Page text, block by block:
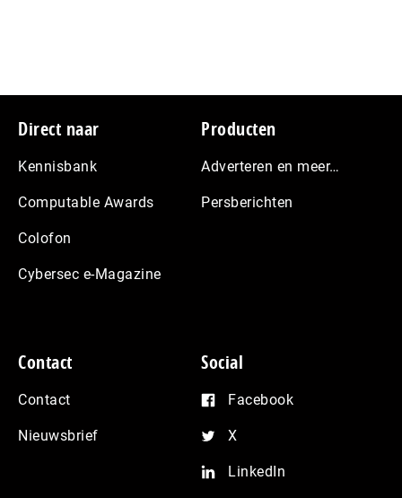
Footer
Direct naar
Kennisbank
Computable Awards
Colofon
Cybersec e-Magazine
Producten
Adverteren en meer…
Persberichten
Contact
Contact
Nieuwsbrief
Social
Facebook
X
LinkedIn